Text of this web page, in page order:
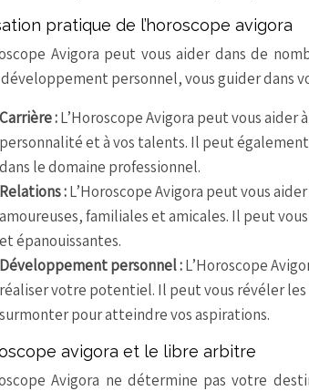
pratique de l’horoscope avigora
Avigora peut vous aider dans de
personnel, vous guider dans
Carrière :L’Horoscope Avigora peut vous
personnalité et à vos talents. Il peut
dans le domaine professionnel.
Relations :L’Horoscope Avigora peut vous
amoureuses, familiales et amicales. Il peut
et épanouissantes.
Développement personnel :L’Horoscope
réaliser votre potentiel. Il peut vous révéler
surmonter pour atteindre vos aspirations.
avigora et le libre arbitre
Avigora ne détermine pas votre